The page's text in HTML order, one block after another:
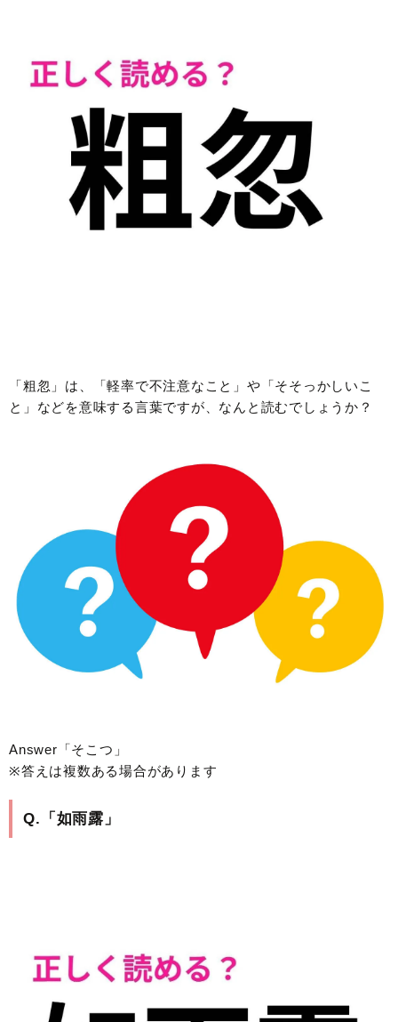
「粗忽」は、「軽率で不注意なこと」や「そそっかしいこ
と」などを意味する言葉ですが、なんと読むでしょうか？
Answer「そこつ」
※答えは複数ある場合があります
Q.「如雨露」